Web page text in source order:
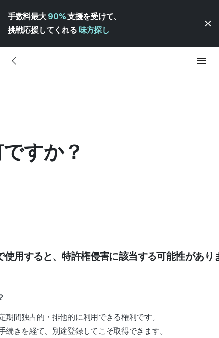
手数料最大 90% 支援を受けて、
挑戦応援してくれる 味方探し
すか？
使用すると、特許権侵害に該当する可能性があり
期間独占的・排他的に利用できる権利です。
続きを経て、別途登録してこそ取得できます。